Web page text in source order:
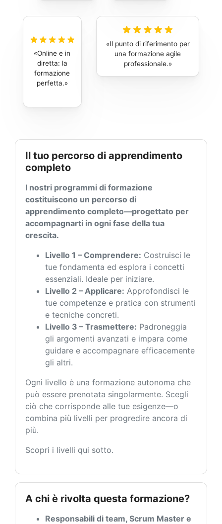
Online e in
diretta: la
formazione
perfetta.
Il punto di riferimento per
una formazione agile
professionale.
Il tuo percorso di apprendimento
completo
I nostri programmi di formazione
costituiscono un percorso di
apprendimento completo—progettato per
accompagnarti in ogni fase della tua
crescita.
Livello 1 – Comprendere: Costruisci le
tue fondamenta ed esplora i concetti
essenziali. Ideale per iniziare.
Livello 2 – Applicare: Approfondisci le
tue competenze e pratica con strumenti
e tecniche concreti.
Livello 3 – Trasmettere: Padroneggia
gli argomenti avanzati e impara come
guidare e accompagnare efficacemente
gli altri.
Ogni livello è una formazione autonoma che
può essere prenotata singolarmente. Scegli
ciò che corrisponde alle tue esigenze—o
combina più livelli per progredire ancora di
più.
Scopri i livelli qui sotto.
A chi è rivolta questa formazione?
Responsabili di team, Scrum Master e